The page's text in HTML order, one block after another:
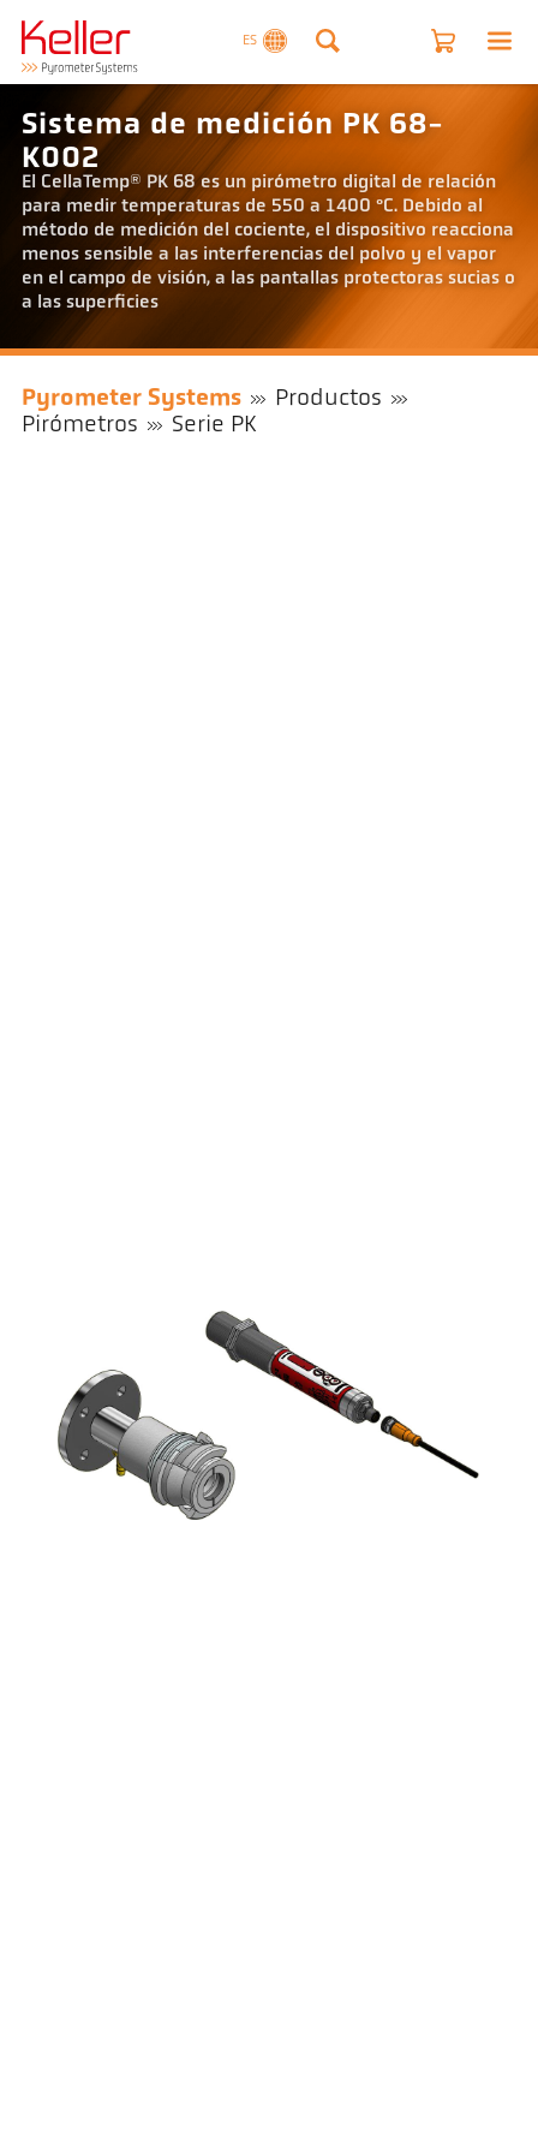
ES
Sistema de medición PK 68-
K002
El CellaTemp® PK 68 es un pirómetro digital de relación
para medir temperaturas de 550 a 1400 °C. Debido al
método de medición del cociente, el dispositivo reacciona
menos sensible a las interferencias del polvo y el vapor
en el campo de visión, a las pantallas protectoras sucias o
a las superficies
Pyrometer Systems
Productos
Pirómetros
Serie PK